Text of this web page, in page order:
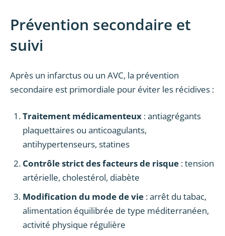
Prévention secondaire et
suivi
Après un infarctus ou un AVC, la prévention
secondaire est primordiale pour éviter les récidives :
Traitement médicamenteux : antiagrégants
plaquettaires ou anticoagulants,
antihypertenseurs, statines
Contrôle strict des facteurs de risque : tension
artérielle, cholestérol, diabète
Modification du mode de vie : arrêt du tabac,
alimentation équilibrée de type méditerranéen,
activité physique régulière